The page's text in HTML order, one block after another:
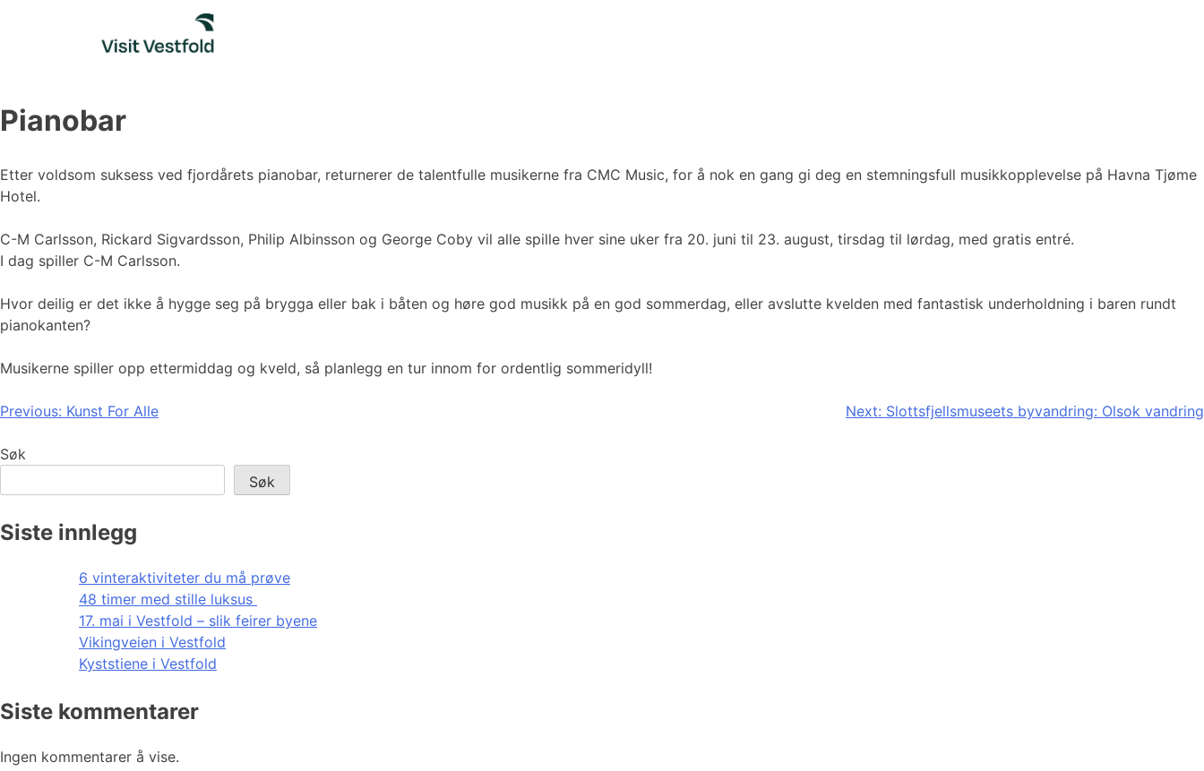
Pianobar
Etter voldsom suksess ved fjordårets pianobar, returnerer de talentfulle musikerne fra CMC Music, for å nok en gang gi deg en stemningsfull musikkopplevelse på Havna Tjøme
Hotel.
C-M Carlsson, Rickard Sigvardsson, Philip Albinsson og George Coby vil alle spille hver sine uker fra 20. juni til 23. august, tirsdag til lørdag, med gratis entré.
I dag spiller C-M Carlsson.
Hvor deilig er det ikke å hygge seg på brygga eller bak i båten og høre god musikk på en god sommerdag, eller avslutte kvelden med fantastisk underholdning i baren rundt
pianokanten?
Musikerne spiller opp ettermiddag og kveld, så planlegg en tur innom for ordentlig sommeridyll!
Innleggsnavigasjon
Previous: Kunst For Alle Next: Slottsfjellsmuseets byvandring: Olsok vandring
Søk
Søk
Siste innlegg
6 vinteraktiviteter du må prøve
48 timer med stille luksus
17. mai i Vestfold – slik feirer byene
Vikingveien i Vestfold
Kyststiene i Vestfold
Siste kommentarer
Ingen kommentarer å vise.